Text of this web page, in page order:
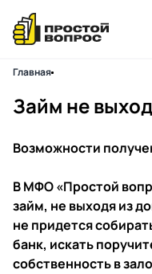
Главная
Займ не
Возможности
В МФО «Простой
займ, не выходя из
не придется
банк, искать
собственность в